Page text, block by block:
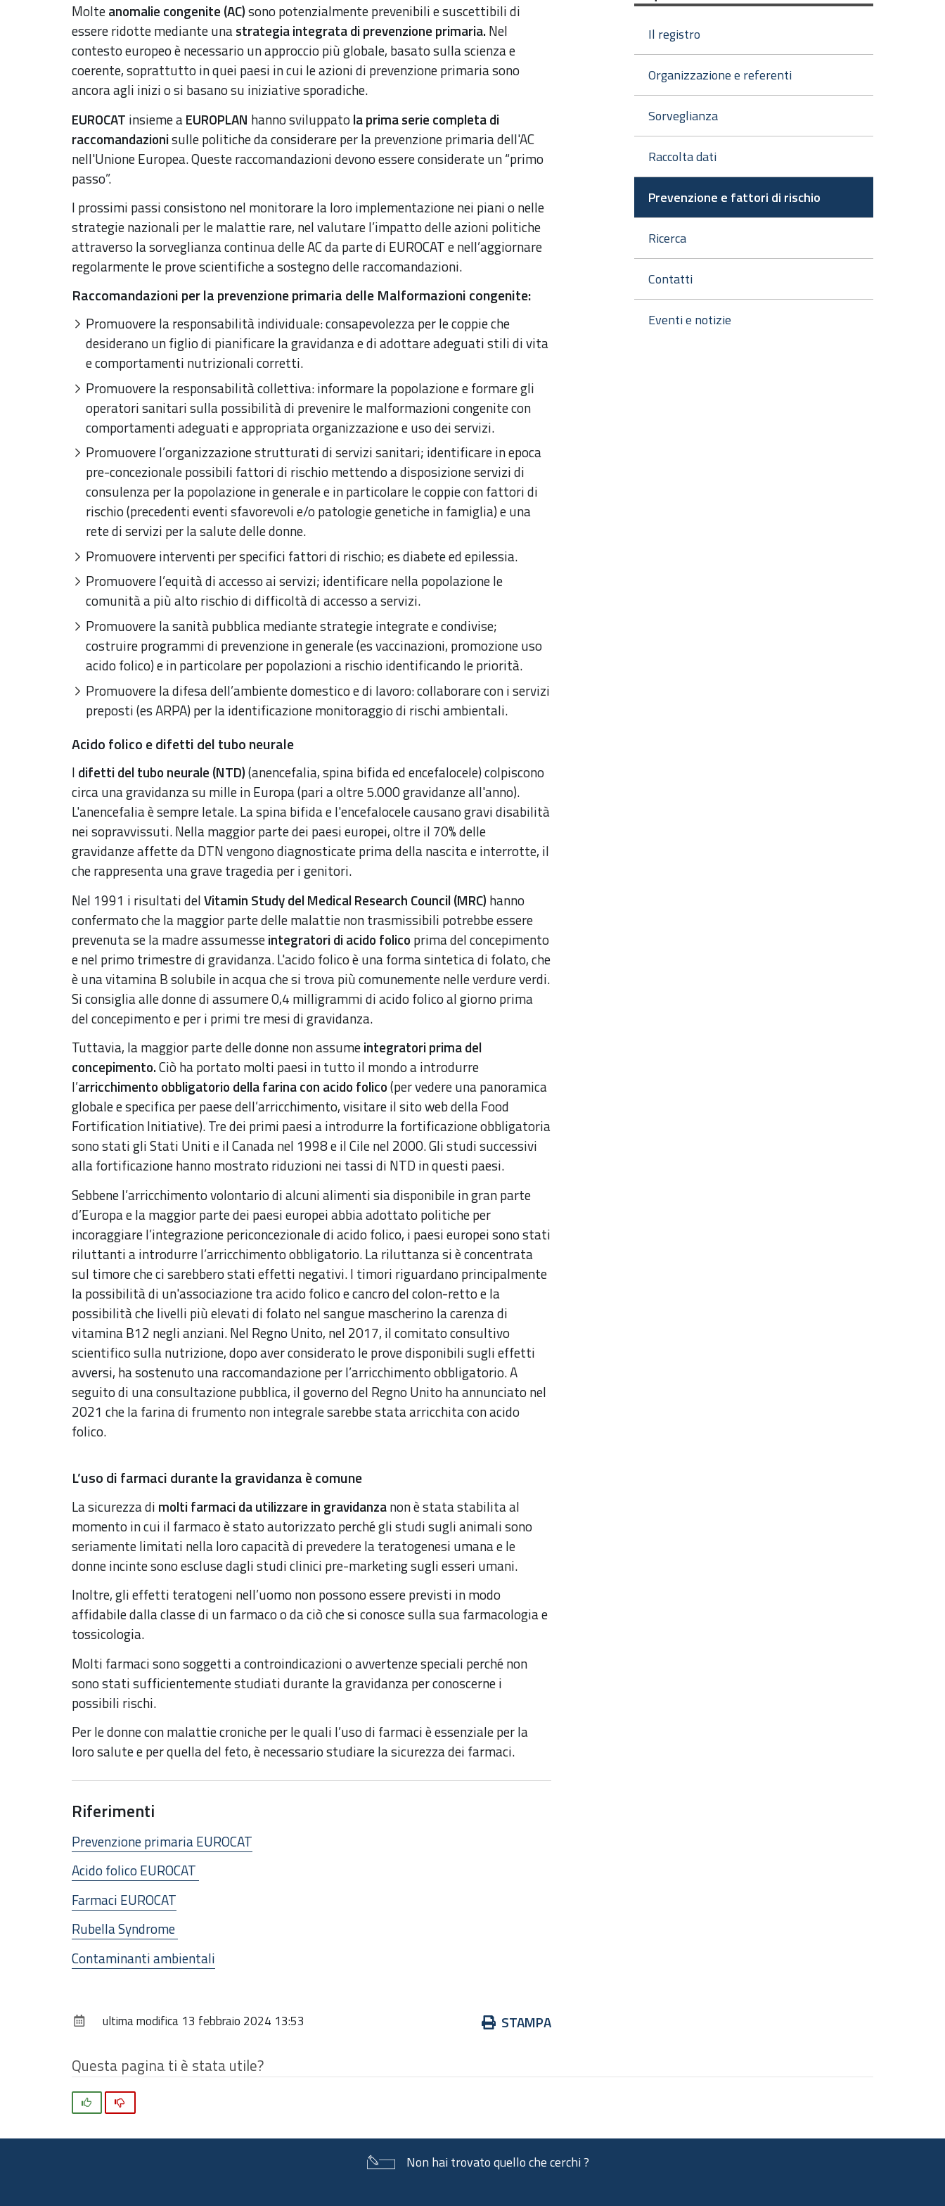
Molteanomalie congenite (AC)sono potenzialmente prevenibili e suscettibili di
essere ridotte mediante unastrategia integrata di prevenzione primaria. Nel
contesto europeo è necessario un approccio più globale, basato sulla scienza e
coerente, soprattutto in quei paesi in cui le azioni di prevenzione primaria sono
ancora agli inizi o si basano su iniziative sporadiche.
EUROCAT insieme aEUROPLAN hanno sviluppatola prima serie completa di
raccomandazionisulle politiche da considerare per la prevenzione primaria dell'AC
nell'Unione Europea. Queste raccomandazioni devono essere considerate un “primo
passo”.
I prossimi passi consistono nel monitorare la loro implementazione nei piani o nelle
strategie nazionali per le malattie rare, nel valutare l’impatto delle azioni politiche
attraverso la sorveglianza continua delle AC da parte di EUROCAT e nell’aggiornare
regolarmente le prove scientifiche a sostegno delle raccomandazioni.
Raccomandazioni per la prevenzione primaria delle Malformazioni congenite:
Promuovere la responsabilità individuale: consapevolezza per le coppie che
desiderano un figlio di pianificare la gravidanza e di adottare adeguati stili di vita
e comportamenti nutrizionali corretti.
Promuovere la responsabilità collettiva: informare la popolazione e formare gli
operatori sanitari sulla possibilità di prevenire le malformazioni congenite con
comportamenti adeguati e appropriata organizzazione e uso dei servizi.
Promuovere l’organizzazione strutturati di servizi sanitari; identificare in epoca
pre-concezionale possibili fattori di rischio mettendo a disposizione servizi di
consulenza per la popolazione in generale e in particolare le coppie con fattori di
rischio (precedenti eventi sfavorevoli e/o patologie genetiche in famiglia) e una
rete di servizi per la salute delle donne.
Promuovere interventi per specifici fattori di rischio; es diabete ed epilessia.
Promuovere l’equità di accesso ai servizi; identificare nella popolazione le
comunità a più alto rischio di difficoltà di accesso a servizi.
Promuovere la sanità pubblica mediante strategie integrate e condivise;
costruire programmi di prevenzione in generale (es vaccinazioni, promozione uso
acido folico) e in particolare per popolazioni a rischio identificando le priorità.
Promuovere la difesa dell’ambiente domestico e di lavoro: collaborare con i servizi
preposti (es ARPA) per la identificazione monitoraggio di rischi ambientali.
Acido folico e difetti del tubo neurale
I difetti del tubo neurale (NTD)(anencefalia, spina bifida ed encefalocele) colpiscono
circa una gravidanza su mille in Europa (pari a oltre 5.000 gravidanze all'anno).
L'anencefalia è sempre letale. La spina bifida e l'encefalocele causano gravi disabilità
nei sopravvissuti. Nella maggior parte dei paesi europei, oltre il 70% delle
gravidanze affette da DTN vengono diagnosticate prima della nascita e interrotte, il
che rappresenta una grave tragedia per i genitori.
Nel 1991 i risultati delVitamin Study del Medical Research Council (MRC) hanno
confermato che la maggior parte delle malattie non trasmissibili potrebbe essere
prevenuta se la madre assumesseintegratori di acido folico prima del concepimento
e nel primo trimestre di gravidanza. L'acido folico è una forma sintetica di folato, che
è una vitamina B solubile in acqua che si trova più comunemente nelle verdure verdi.
Si consiglia alle donne di assumere 0,4 milligrammi di acido folico al giorno prima
del concepimento e per i primi tre mesi di gravidanza.
Tuttavia, la maggior parte delle donne non assumeintegratori prima del
concepimento.Ciò ha portato molti paesi in tutto il mondo a introdurre
l’arricchimento obbligatorio della farina con acido folico(per vedere una panoramica
globale e specifica per paese dell’arricchimento, visitare il sito web della Food
Fortification Initiative). Tre dei primi paesi a introdurre la fortificazione obbligatoria
sono stati gli Stati Uniti e il Canada nel 1998 e il Cile nel 2000. Gli studi successivi
alla fortificazione hanno mostrato riduzioni nei tassi di NTD in questi paesi.
Sebbene l’arricchimento volontario di alcuni alimenti sia disponibile in gran parte
d’Europa e la maggior parte dei paesi europei abbia adottato politiche per
incoraggiare l’integrazione periconcezionale di acido folico, i paesi europei sono stati
riluttanti a introdurre l’arricchimento obbligatorio. La riluttanza si è concentrata
sul timore che ci sarebbero stati effetti negativi. I timori riguardano principalmente
la possibilità di un'associazione tra acido folico e cancro del colon-retto e la
possibilità che livelli più elevati di folato nel sangue mascherino la carenza di
vitamina B12 negli anziani. Nel Regno Unito, nel 2017, il comitato consultivo
scientifico sulla nutrizione, dopo aver considerato le prove disponibili sugli effetti
avversi, ha sostenuto una raccomandazione per l’arricchimento obbligatorio. A
seguito di una consultazione pubblica, il governo del Regno Unito ha annunciato nel
2021 che la farina di frumento non integrale sarebbe stata arricchita con acido
folico.
L’uso di farmaci durante la gravidanza è comune
La sicurezza di molti farmaci da utilizzare in gravidanzanon è stata stabilita al
momento in cui il farmaco è stato autorizzato perché gli studi sugli animali sono
seriamente limitati nella loro capacità di prevedere la teratogenesi umana e le
donne incinte sono escluse dagli studi clinici pre-marketing sugli esseri umani.
Inoltre, gli effetti teratogeni nell’uomo non possono essere previsti in modo
affidabile dalla classe di un farmaco o da ciò che si conosce sulla sua farmacologia e
tossicologia.
Molti farmaci sono soggetti a controindicazioni o avvertenze speciali perché non
sono stati sufficientemente studiati durante la gravidanza per conoscerne i
possibili rischi.
Per le donne con malattie croniche per le quali l’uso di farmaci è essenziale per la
loro salute e per quella del feto, è necessario studiare la sicurezza dei farmaci.
Riferimenti
Prevenzione primaria EUROCAT
Acido folico EUROCAT
Farmaci EUROCAT
Rubella Syndrome
Contaminanti ambientali
AzioniSTAMPA
ultima modifica 13 febbraio 2024 13:53
Il registro
Organizzazione e referenti
Sorveglianza
Raccolta dati
Prevenzione e fattori di rischio
Ricerca
Contatti
Eventi e notizie
Questa pagina ti è stata utile?
Non hai trovato quello che cerchi ?